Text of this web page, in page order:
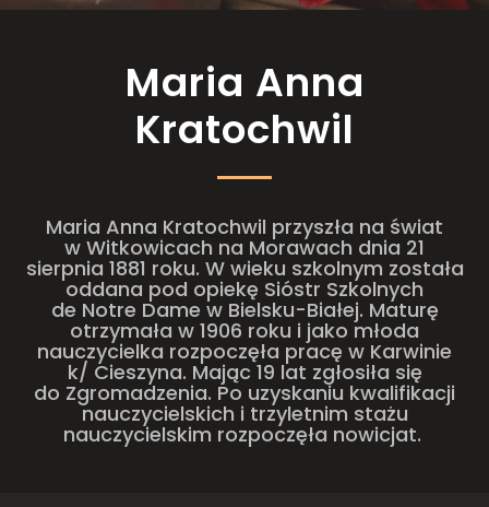
Maria Anna
Kratochwil
Maria Anna Kratochwil przyszła na świat
w Witkowicach na Morawach dnia 21
sierpnia 1881 roku. W wieku szkolnym została
oddana pod opiekę Sióstr Szkolnych
de Notre Dame w Bielsku-Białej. Maturę
otrzymała w 1906 roku i jako młoda
nauczycielka rozpoczęła pracę w Karwinie
k/ Cieszyna. Mając 19 lat zgłosiła się
do Zgromadzenia. Po uzyskaniu kwalifikacji
nauczycielskich i trzyletnim stażu
nauczycielskim rozpoczęła nowicjat.